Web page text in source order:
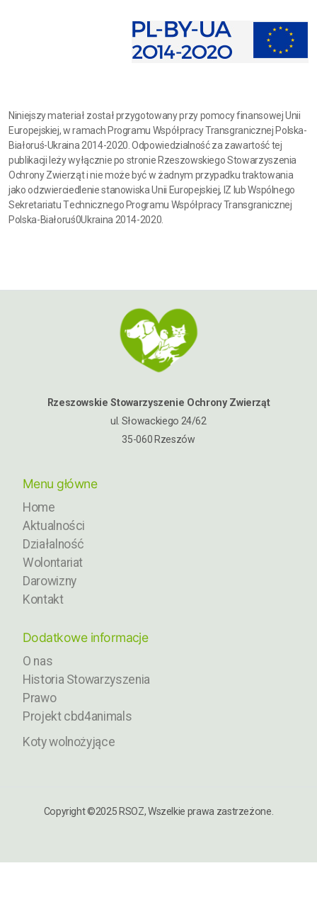
Niniejszy materiał został przygotowany przy pomocy finansowej Unii
Europejskiej, w ramach Programu Współpracy Transgranicznej Polska-
Białoruś-Ukraina 2014-2020. Odpowiedzialność za zawartość tej
publikacji leży wyłącznie po stronie Rzeszowskiego Stowarzyszenia
Ochrony Zwierząt i nie może być w żadnym przypadku traktowania
jako odzwierciedlenie stanowiska Unii Europejskiej, IZ lub Wspólnego
Sekretariatu Technicznego Programu Współpracy Transgranicznej
Polska-Białoruś0Ukraina 2014-2020.
Rzeszowskie Stowarzyszenie Ochrony Zwierząt
ul. Słowackiego 24/62
35-060 Rzeszów
Menu główne
Home
Aktualności
Działalność
Wolontariat
Darowizny
Kontakt
Dodatkowe informacje
O nas
Historia Stowarzyszenia
Prawo
Projekt cbd4animals
Koty wolnożyjące
Copyright ©2025 RSOZ, Wszelkie prawa zastrzeżone.